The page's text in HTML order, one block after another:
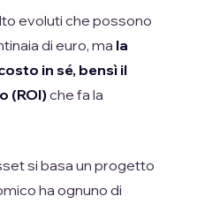
evoluti che possono
di euro, ma la
in sé, bensì il
(ROI)che fa la
si basa un progetto
ha ognuno di